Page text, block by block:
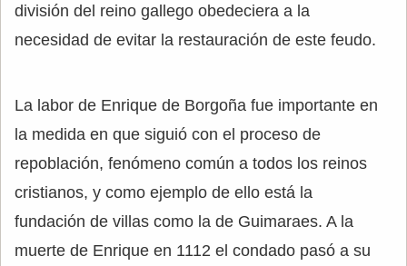
división del reino gallego obedeciera a la
necesidad de evitar la restauración de este feudo.
La labor de Enrique de Borgoña fue importante en
la medida en que siguió con el proceso de
repoblación, fenómeno común a todos los reinos
cristianos, y como ejemplo de ello está la
fundación de villas como la de Guimaraes. A la
muerte de Enrique en 1112 el condado pasó a su